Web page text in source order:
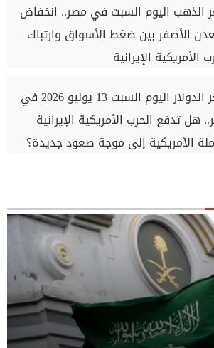
الذهب اليوم السبت في مصر.. انخفاض
الأصفر بين ضغط الأسواق وارتباك
الأمريكية الإيرانية
سعر الدولار اليوم السبت 13 يونيو 2026 في
هل تدفع الحرب الأمريكية الإيرانية
الأمريكية إلى موجة صعود جديدة؟